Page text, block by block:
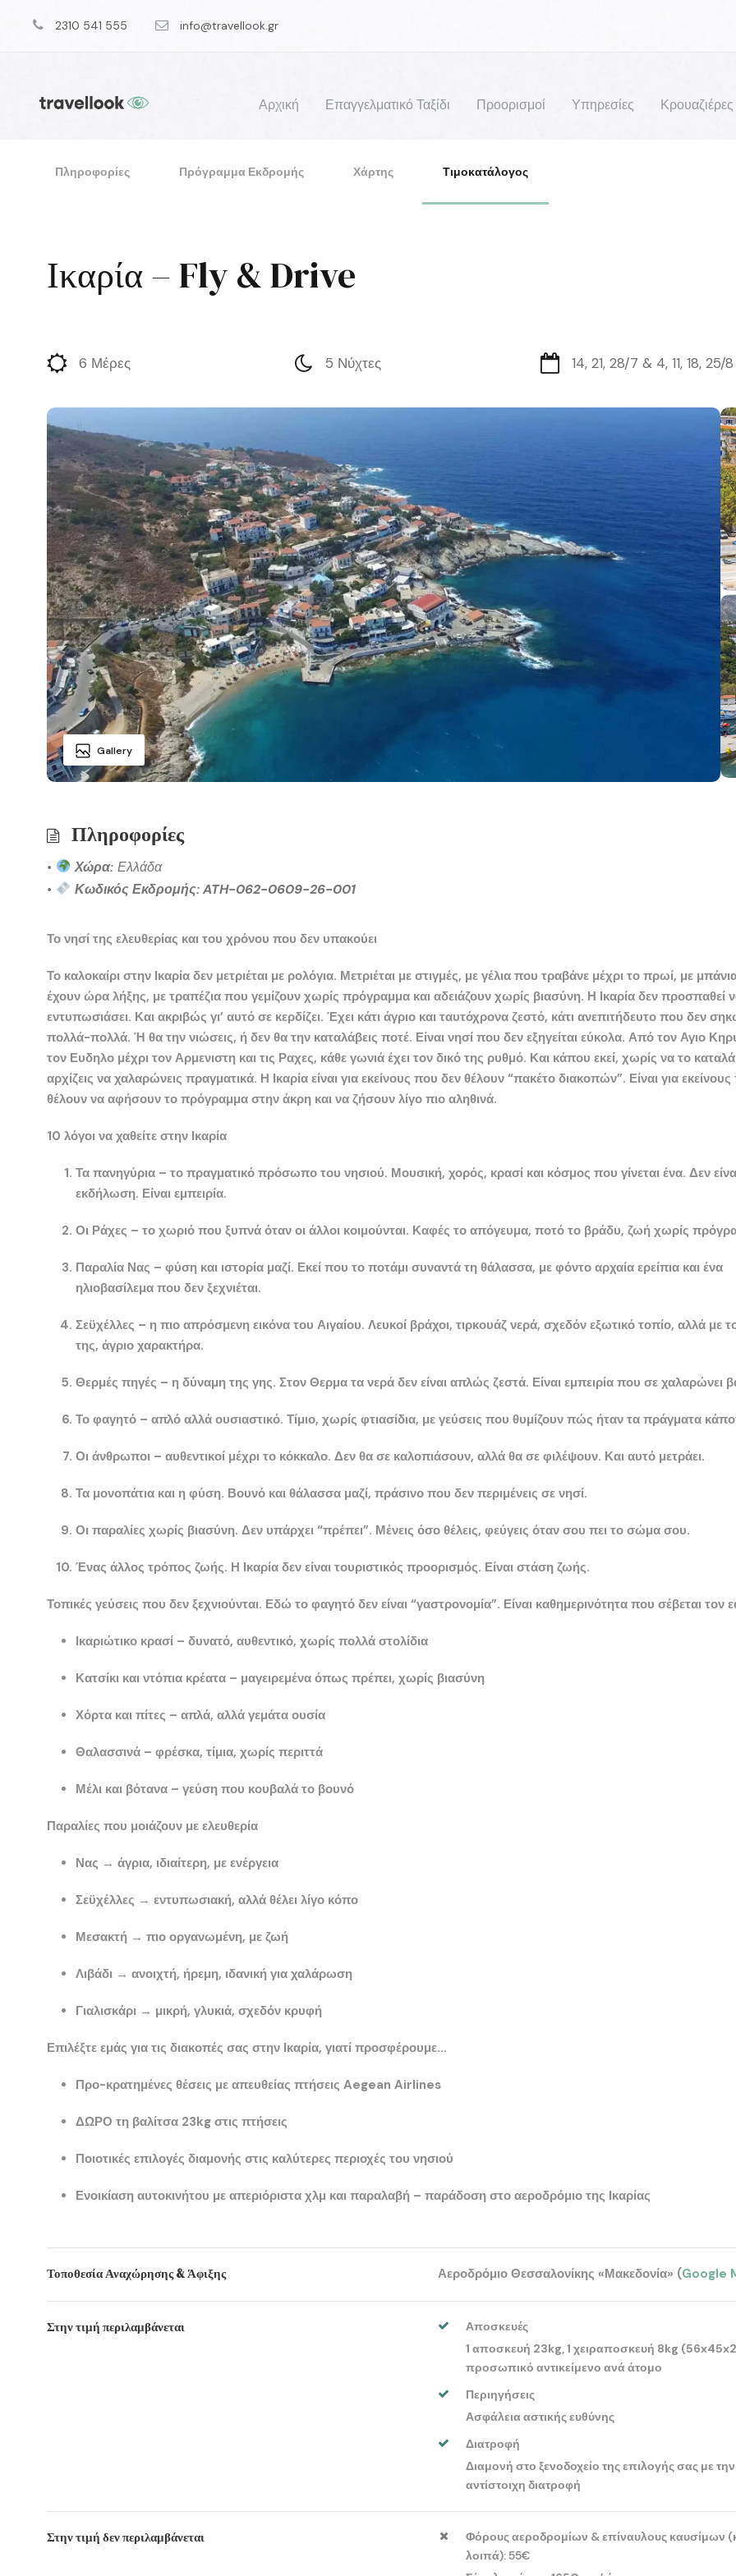
2310 541 555 info@travellook.gr
Αρχική Επαγγελματικό Ταξίδι Προορισμοί Υπηρεσίες Κρουαζιέρες
Πληροφορίες Πρόγραμμα Εκδρομής Χάρτης Τιμοκατάλογος
Ικαρία – Fly & Drive
6 Μέρες 5 Νύχτες 14, 21, 28/7 & 4, 11, 18, 25/8
Gallery
Πληροφορίες
• Χώρα: Ελλάδα
•
Κωδικός Εκδρομής: ATH-062-0609-26-001
Το νησί της ελευθερίας και του χρόνου που δεν υπακούει
Το καλοκαίρι στην Ικαρία δεν μετριέται με ρολόγια. Μετριέται με στιγμές, με γέλια που τραβάνε μέχρι το πρωί, με
έχουν ώρα λήξης, με τραπέζια που γεμίζουν χωρίς πρόγραμμα και αδειάζουν χωρίς βιασύνη. Η Ικαρία δεν προσπαθεί
εντυπωσιάσει. Και ακριβώς γι’ αυτό σε κερδίζει. Έχει κάτι άγριο και ταυτόχρονα ζεστό, κάτι ανεπιτήδευτο που δεν
πολλά-πολλά. Ή θα την νιώσεις, ή δεν θα την καταλάβεις ποτέ. Είναι νησί που δεν εξηγείται εύκολα. Από τον Αγιο
τον Ευδηλο μέχρι τον Αρμενιστη και τις Ραχες, κάθε γωνιά έχει τον δικό της ρυθμό. Και κάπου εκεί, χωρίς να το
αρχίζεις να χαλαρώνεις πραγματικά. Η Ικαρία είναι για εκείνους που δεν θέλουν “πακέτο διακοπών”. Είναι για
θέλουν να αφήσουν το πρόγραμμα στην άκρη και να ζήσουν λίγο πιο αληθινά.
10 λόγοι να χαθείτε στην Ικαρία
Τα πανηγύρια – το πραγματικό πρόσωπο του νησιού. Μουσική, χορός, κρασί και κόσμος που γίνεται ένα. Δεν
εκδήλωση. Είναι εμπειρία.
Οι Ράχες – το χωριό που ξυπνά όταν οι άλλοι κοιμούνται. Καφές το απόγευμα, ποτό το βράδυ, ζωή χωρίς
Παραλία Νας – φύση και ιστορία μαζί. Εκεί που το ποτάμι συναντά τη θάλασσα, με φόντο αρχαία ερείπια και ένα
ηλιοβασίλεμα που δεν ξεχνιέται.
Σεϋχέλλες – η πιο απρόσμενη εικόνα του Αιγαίου. Λευκοί βράχοι, τιρκουάζ νερά, σχεδόν εξωτικό τοπίο, αλλά με
της, άγριο χαρακτήρα.
Θερμές πηγές – η δύναμη της γης. Στον Θερμα τα νερά δεν είναι απλώς ζεστά. Είναι εμπειρία που σε χαλαρώνει
Το φαγητό – απλό αλλά ουσιαστικό. Τίμιο, χωρίς φτιασίδια, με γεύσεις που θυμίζουν πώς ήταν τα πράγματα
Οι άνθρωποι – αυθεντικοί μέχρι το κόκκαλο. Δεν θα σε καλοπιάσουν, αλλά θα σε φιλέψουν. Και αυτό μετράει.
Τα μονοπάτια και η φύση. Βουνό και θάλασσα μαζί, πράσινο που δεν περιμένεις σε νησί.
Οι παραλίες χωρίς βιασύνη. Δεν υπάρχει “πρέπει”. Μένεις όσο θέλεις, φεύγεις όταν σου πει το σώμα σου.
Ένας άλλος τρόπος ζωής. Η Ικαρία δεν είναι τουριστικός προορισμός. Είναι στάση ζωής.
Τοπικές γεύσεις που δεν ξεχνιούνται. Εδώ το φαγητό δεν είναι “γαστρονομία”. Είναι καθημερινότητα που σέβεται τον
Ικαριώτικο κρασί – δυνατό, αυθεντικό, χωρίς πολλά στολίδια
Κατσίκι και ντόπια κρέατα – μαγειρεμένα όπως πρέπει, χωρίς βιασύνη
Χόρτα και πίτες – απλά, αλλά γεμάτα ουσία
Θαλασσινά – φρέσκα, τίμια, χωρίς περιττά
Μέλι και βότανα – γεύση που κουβαλά το βουνό
Παραλίες που μοιάζουν με ελευθερία
Νας → άγρια, ιδιαίτερη, με ενέργεια
Σεϋχέλλες → εντυπωσιακή, αλλά θέλει λίγο κόπο
Μεσακτή → πιο οργανωμένη, με ζωή
Λιβάδι → ανοιχτή, ήρεμη, ιδανική για χαλάρωση
Γιαλισκάρι → μικρή, γλυκιά, σχεδόν κρυφή
Επιλέξτε εμάς για τις διακοπές σας στην Ικαρία, γιατί προσφέρουμε…
Προ-κρατημένες θέσεις με απευθείας πτήσεις Aegean Airlines
ΔΩΡΟ τη βαλίτσα 23kg στις πτήσεις
Ποιοτικές επιλογές διαμονής στις καλύτερες περιοχές του νησιού
Ενοικίαση αυτοκινήτου με απεριόριστα χλμ και παραλαβή – παράδοση στο αεροδρόμιο της Ικαρίας
Τοποθεσία Αναχώρησης & Άφιξης Αεροδρόμιο Θεσσαλονίκης «Μακεδονία» (Google
Στην τιμή περιλαμβάνεται
Αποσκευές
1 αποσκευή 23kg, 1 χειραποσκευή 8kg
προσωπικό αντικείμενο ανά άτομο
Περιηγήσεις
Ασφάλεια αστικής ευθύνης
Διατροφή
Διαμονή στο ξενοδοχείο της επιλογής σας με την
αντίστοιχη διατροφή
Στην τιμή δεν περιλαμβάνεται
Φόρους αεροδρομίων & επίναυλους καυσίμων
λοιπά): 55€